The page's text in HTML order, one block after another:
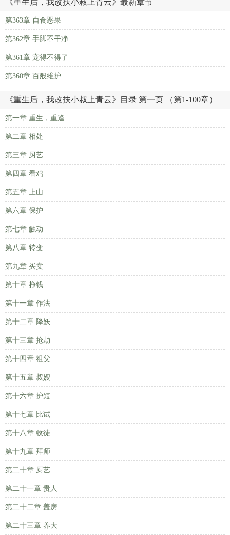
《重生后，我改扶小叔上青云》最新章节
第363章 自食恶果
第362章 手脚不干净
第361章 宠得不得了
第360章 百般维护
《重生后，我改扶小叔上青云》目录 第一页 （第1-100章）
第一章 重生，重逢
第二章 相处
第三章 厨艺
第四章 看鸡
第五章 上山
第六章 保护
第七章 触动
第八章 转变
第九章 买卖
第十章 挣钱
第十一章 作法
第十二章 降妖
第十三章 抢劫
第十四章 祖父
第十五章 叔嫂
第十六章 护短
第十七章 比试
第十八章 收徒
第十九章 拜师
第二十章 厨艺
第二十一章 贵人
第二十二章 盖房
第二十三章 养大